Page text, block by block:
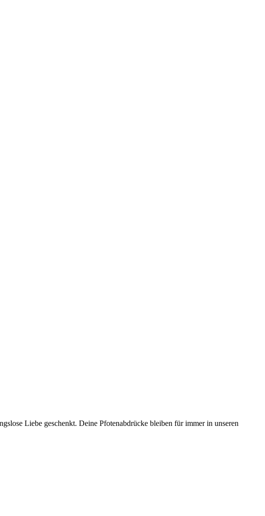
Liebe geschenkt. Deine Pfotenabdrücke bleiben für immer in unseren